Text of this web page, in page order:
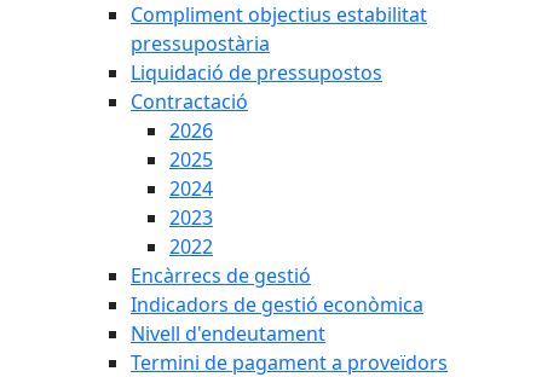
Compliment objectius estabilitat
pressupostària
Liquidació de pressupostos
Contractació
2026
2025
2024
2023
2022
Encàrrecs de gestió
Indicadors de gestió econòmica
Nivell d'endeutament
Termini de pagament a proveïdors